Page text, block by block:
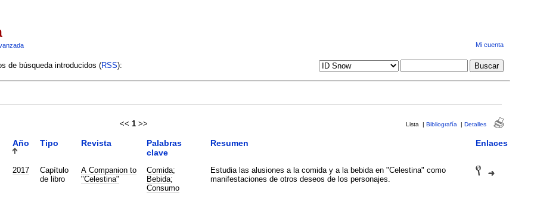
Mi cuenta
de búsqueda introducidos (RSS):
<< 1 >> Lista | Bibliografía | Detalles
Año Tipo Revista
Palabras
clave
Resumen Enlaces
2017
Capítulo
de libro
A Companion to
"Celestina"
Comida;
Bebida;
Consumo
Estudia las alusiones a la comida y a la bebida en "Celestina" como
manifestaciones de otros deseos de los personajes.